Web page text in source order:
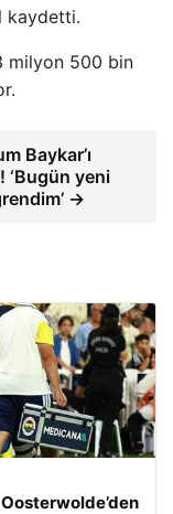
kaydetti.
milyon 500 bin
Baykar’ı
‘Bugün yeni
→